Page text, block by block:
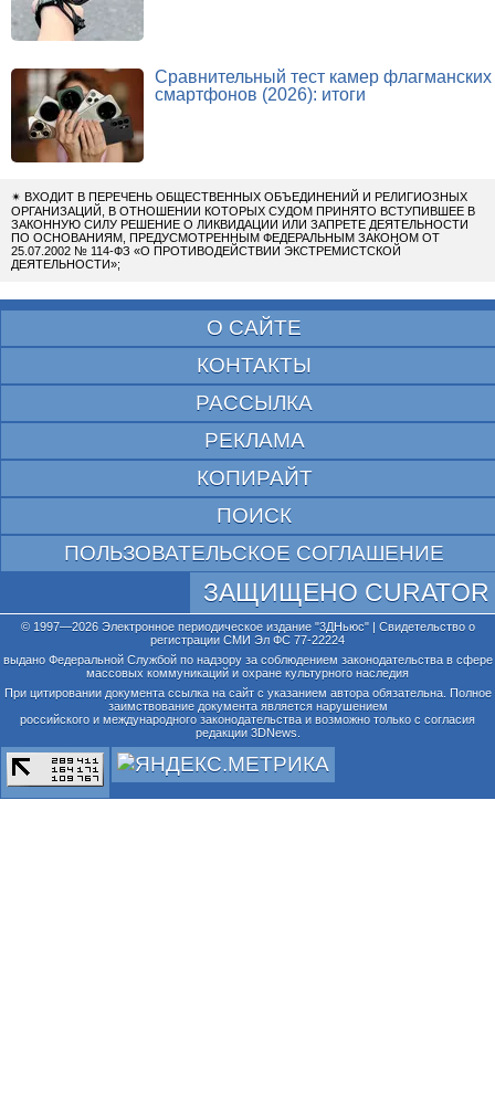
Сравнительный тест камер флагманских
смартфонов (2026): итоги
✴ ВХОДИТ В ПЕРЕЧЕНЬ ОБЩЕСТВЕННЫХ ОБЪЕДИНЕНИЙ И РЕЛИГИОЗНЫХ
ОРГАНИЗАЦИЙ, В ОТНОШЕНИИ КОТОРЫХ СУДОМ ПРИНЯТО ВСТУПИВШЕЕ В
ЗАКОННУЮ СИЛУ РЕШЕНИЕ О ЛИКВИДАЦИИ ИЛИ ЗАПРЕТЕ ДЕЯТЕЛЬНОСТИ
ПО ОСНОВАНИЯМ, ПРЕДУСМОТРЕННЫМ ФЕДЕРАЛЬНЫМ ЗАКОНОМ ОТ
25.07.2002 № 114-ФЗ «О ПРОТИВОДЕЙСТВИИ ЭКСТРЕМИСТСКОЙ
ДЕЯТЕЛЬНОСТИ»;
О САЙТЕ
КОНТАКТЫ
РАССЫЛКА
РЕКЛАМА
КОПИРАЙТ
ПОИСК
ПОЛЬЗОВАТЕЛЬСКОЕ СОГЛАШЕНИЕ
ЗАЩИЩЕНО CURATOR
© 1997—2026 Электронное периодическое издание "3ДНьюс" | Свидетельство о
регистрации СМИ Эл ФС 77-22224
выдано Федеральной Службой по надзору за соблюдением законодательства в сфере
массовых коммуникаций и охране культурного наследия
При цитировании документа ссылка на сайт с указанием автора обязательна. Полное
заимствование документа является нарушением
российского и международного законодательства и возможно только с согласия
редакции 3DNews.